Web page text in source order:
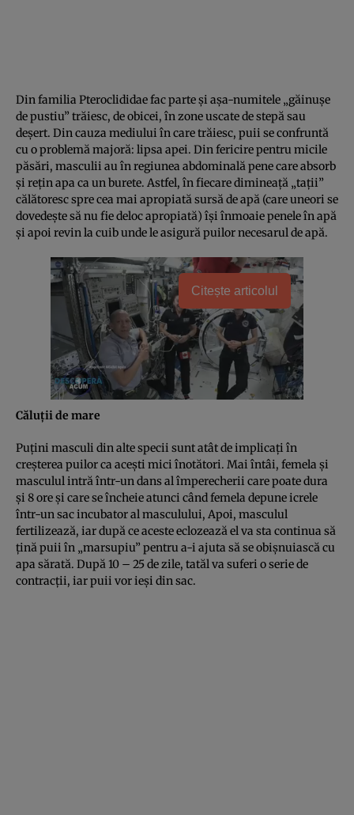
Din familia Pteroclididae fac parte şi aşa-numitele „găinuşe
de pustiu” trăiesc, de obicei, în zone uscate de stepă sau
deşert. Din cauza mediului în care trăiesc, puii se confruntă
cu o problemă majoră: lipsa apei. Din fericire pentru micile
păsări, masculii au în regiunea abdominală pene care absorb
şi reţin apa ca un burete. Astfel, în fiecare dimineaţă „taţii”
călătoresc spre cea mai apropiată sursă de apă (care uneori se
dovedeşte să nu fie deloc apropiată) îşi înmoaie penele în apă
şi apoi revin la cuib unde le asigură puilor necesarul de apă.
Citește articolul
Căluţii de mare
Puţini masculi din alte specii sunt atât de implicaţi în
creşterea puilor ca aceşti mici înotători. Mai întâi, femela şi
masculul intră într-un dans al împerecherii care poate dura
şi 8 ore şi care se încheie atunci când femela depune icrele
într-un sac incubator al masculului, Apoi, masculul
fertilizează, iar după ce aceste eclozează el va sta continua să
ţină puii în „marsupiu” pentru a-i ajuta să se obişnuiască cu
apa sărată. După 10 – 25 de zile, tatăl va suferi o serie de
contracţii, iar puii vor ieşi din sac.